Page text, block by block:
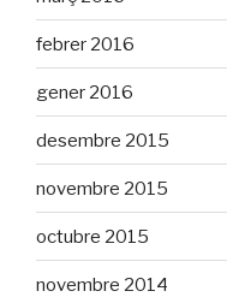
febrer 2016
gener 2016
desembre 2015
novembre 2015
octubre 2015
novembre 2014